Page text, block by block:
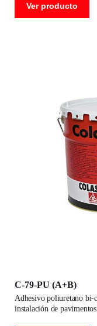
Ver producto
C-79-PU (A+B)
adhesivo poliuretano bi-componente especialmente desarrollado para la
instalación de pavimentos